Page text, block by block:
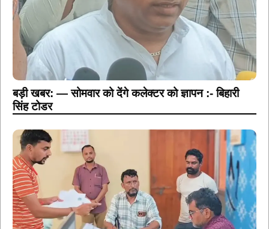
बड़ी खबर: — सोमवार को देंगे कलेक्टर को ज्ञापन :- बिहारी
सिंह टोडर